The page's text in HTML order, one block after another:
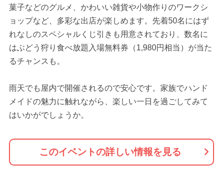
菓子などのグルメ、かわいい雑貨や小物作りのワークシ
ョップなど、多彩な出店が楽しめます。先着50名にはず
れなしのスペシャルくじ引きも用意されており、数名に
はぶどう狩り食べ放題入場無料券（1,980円相当）が当た
るチャンスも。
雨天でも屋内で開催されるので安心です。家族でハンド
メイドの魅力に触れながら、楽しい一日を過ごしてみて
はいかがでしょうか。
このイベントの詳しい情報を見る